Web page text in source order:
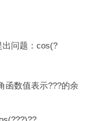
出问题：cos(?
函数值表示???的余